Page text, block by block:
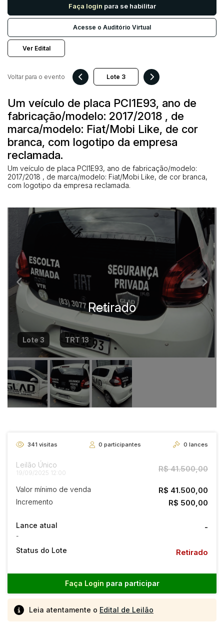
Faça login para se habilitar
Acesse o Auditório Virtual
Ver Edital
Um veículo de placa PCI1E93, ano de
fabricação/modelo: 2017/2018 , de
marca/modelo: Fiat/Mobi Like, de cor
branca, com logotipo da empresa
reclamada.
Um veículo de placa PCI1E93, ano de fabricação/modelo:
2017/2018 , de marca/modelo: Fiat/Mobi Like, de cor branca,
com logotipo da empresa reclamada.
Voltar para o evento
Lote 3 TRT 13
341 visitas 0 participantes 0 lances
Leilão Único
19/09/2025 12:00 R$ 41.500,00
Valor mínimo de venda R$ 41.500,00
Incremento R$ 500,00
Lance atual
-
-
Status do Lote Retirado
Faça Login para participar
Leia atentamente o Edital de Leilão